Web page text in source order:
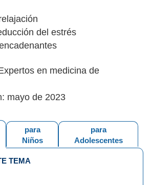
del estrés
en medicina de
mayo de 2023
para
Adolescentes
para
Niños
TEMA